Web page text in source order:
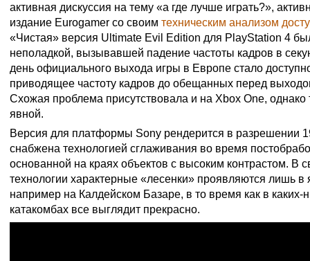
активная дискуссия на тему «а где лучше играть?»,
издание Eurogamer со своим техническим анализом
«Чистая» версия Ultimate Evil Edition для PlayStation 4
неполадкой, вызывавшей падение частоты кадров в
день официального выхода игры в Европе стало
приводящее частоту кадров до обещанных перед
Схожая проблема присутствовала и на Xbox One,
явной.
Версия для платформы Sony рендерится в разрешении
снабжена технологией сглаживания во время
основанной на краях объектов с высоким контрастом. В
технологии характерные «лесенки» проявляются лишь в
например на Калдейском Базаре, в то время как в каких-
катакомбах все выглядит прекрасно.